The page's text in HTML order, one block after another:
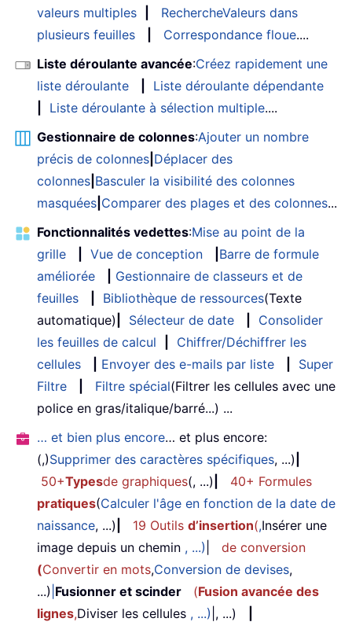
valeurs multiples
RechercheValeurs dans
plusieurs feuilles
Correspondance floue....
Liste déroulante avancée:Créez rapidement une
liste déroulante
Liste déroulante dépendante
Liste déroulante à sélection multiple....
Gestionnaire de colonnes:Ajouter un nombre
précis de colonnes Déplacer des
colonnes Basculer la visibilité des colonnes
masquées Comparer des plages et des colonnes...
Fonctionnalités vedettes:Mise au point de la
grille
Vue de conception
Barre de formule
améliorée
Gestionnaire de classeurs et de
feuilles
Bibliothèque de ressources(Texte
automatique)
Sélecteur de date
Consolider
les feuilles de calcul
Chiffrer/Déchiffrer les
cellules
Envoyer des e-mails par liste
Super
Filtre
Filtre spécial(Filtrer les cellules avec une
police en gras/italique/barré...) ...
… et bien plus encore… et plus encore:
(,)Supprimer des caractères spécifiques, ...)
50+Typesde graphiques(, ...)
40+ Formules
pratiques(Calculer l'âge en fonction de la date de
naissance, ...) 19 Outils d’insertion(,Insérer une
image depuis un chemin , ...)
de conversion
(Convertir en mots,Conversion de devises,
...) Fusionner et scinder (Fusion avancée des
lignes,Diviser les cellules , ...) |, ...)